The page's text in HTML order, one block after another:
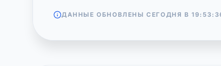
ДАННЫЕ ОБНОВЛЕНЫ СЕГОДНЯ В